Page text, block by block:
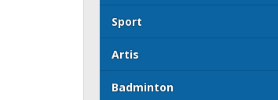
Sport
Artis
Badminton